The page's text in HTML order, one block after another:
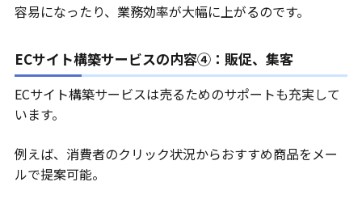
容易になったり、業務効率が大幅に上がるのです。
ECサイト構築サービスの内容④：販促、集客
ECサイト構築サービスは売るためのサポートも充実して
います。
例えば、消費者のクリック状況からおすすめ商品をメー
ルで提案可能。